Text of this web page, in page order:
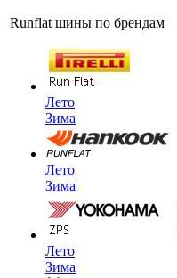
Runflat шины по брендам
Лето
Зима
Лето
Зима
Лето
Зима